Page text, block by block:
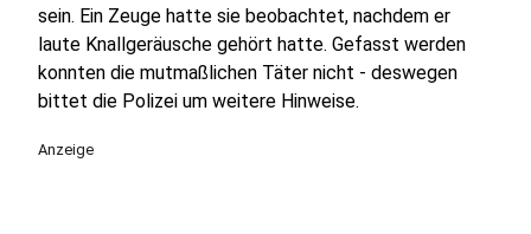
sein. Ein Zeuge hatte sie beobachtet, nachdem er
laute Knallgeräusche gehört hatte. Gefasst werden
konnten die mutmaßlichen Täter nicht - deswegen
bittet die Polizei um weitere Hinweise.
Anzeige